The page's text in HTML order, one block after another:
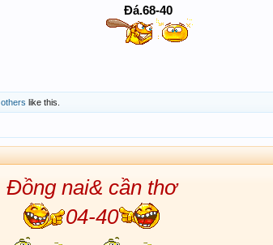
Đá.68-40
like this.
Đồng nai& cần thơ
04-40